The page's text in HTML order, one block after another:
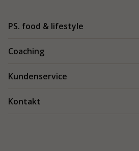
PS. food & lifestyle
Kundenerfolge
Coaching
Blogs & Tipps
Kundenservice
Kontakt